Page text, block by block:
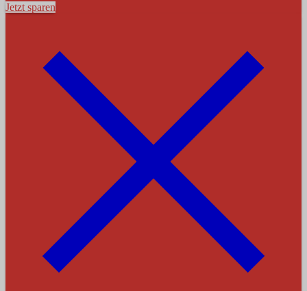
Jetzt sparen